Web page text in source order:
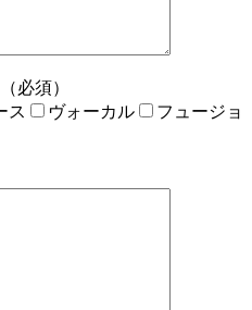
必須）
ス ヴォーカル
フュージョ